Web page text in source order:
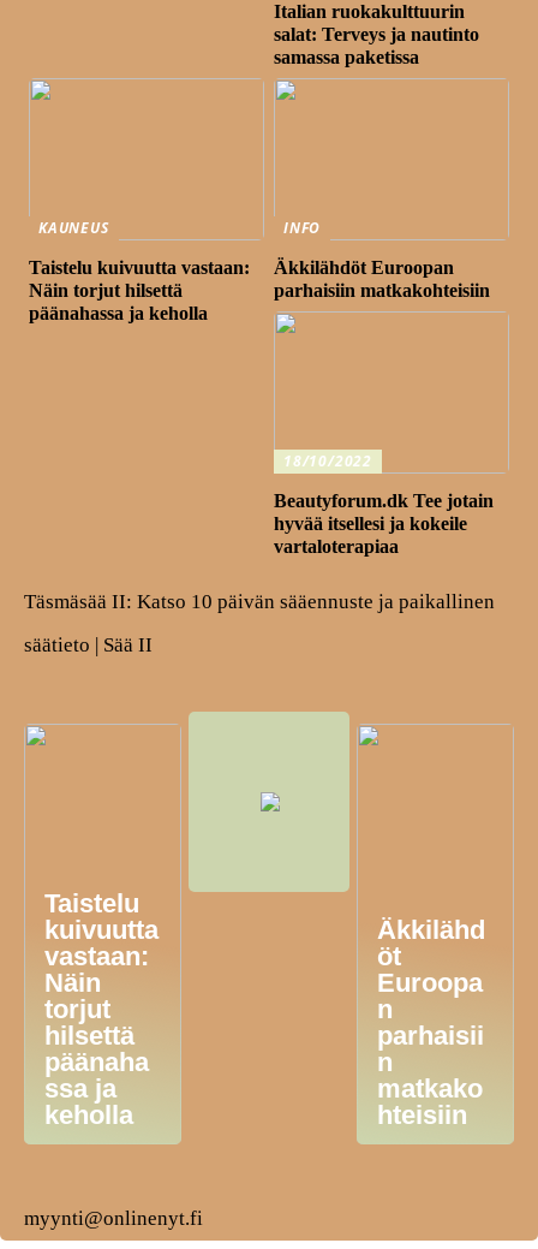
Italian ruokakulttuurin
salat: Terveys ja nautinto
samassa paketissa
KAUNEUS
Taistelu kuivuutta vastaan:
Näin torjut hilsettä
päänahassa ja keholla
INFO
Äkkilähdöt Euroopan
parhaisiin matkakohteisiin
18/10/2022
Beautyforum.dk Tee jotain
hyvää itsellesi ja kokeile
vartaloterapiaa
Täsmäsää II: Katso 10 päivän sääennuste ja paikallinen
säätieto | Sää II
Taistelu
kuivuutta
vastaan:
Näin
torjut
hilsettä
päänaha
ssa ja
keholla
Äkkilähd
öt
Euroopa
n
parhaisii
n
matkako
hteisiin
myynti@onlinenyt.fi